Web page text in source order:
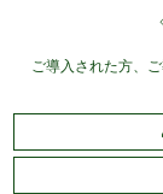
ご導入された方、